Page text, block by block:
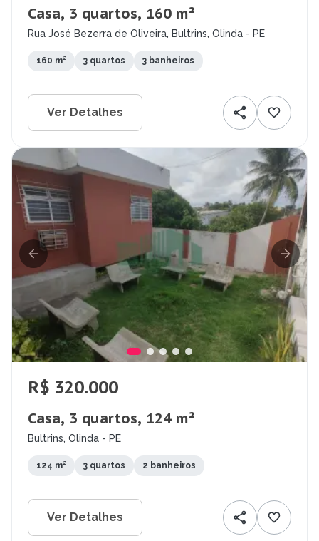
Casa, 3 quartos, 160 m²
Rua José Bezerra de Oliveira, Bultrins, Olinda - PE
160 m² 3 quartos 3 banheiros
Ver Detalhes
R$ 320.000
Casa, 3 quartos, 124 m²
Bultrins, Olinda - PE
124 m² 3 quartos 2 banheiros
Ver Detalhes